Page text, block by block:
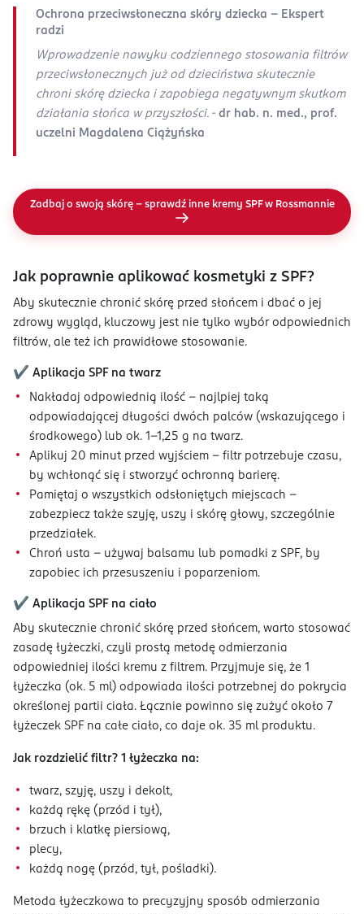
Ochrona przeciwsłoneczna skóry dziecka - Ekspert
radzi
Wprowadzenie nawyku codziennego stosowania filtrów
przeciwsłonecznych już od dzieciństwa skutecznie
chroni skórę dziecka i zapobiega negatywnym skutkom
działania słońca w przyszłości. - dr hab. n. med., prof.
uczelni Magdalena Ciążyńska
Zadbaj o swoją skórę – sprawdź inne kremy SPF w Rossmannie
Jak poprawnie aplikować kosmetyki z SPF?
Aby skutecznie chronić skórę przed słońcem i dbać o jej
zdrowy wygląd, kluczowy jest nie tylko wybór odpowiednich
filtrów, ale też ich prawidłowe stosowanie.
✔️ Aplikacja SPF na twarz
Nakładaj odpowiednią ilość – najlpiej taką
odpowiadającej długości dwóch palców (wskazującego i
środkowego) lub ok. 1-1,25 g na twarz.
Aplikuj 20 minut przed wyjściem – filtr potrzebuje czasu,
by wchłonąć się i stworzyć ochronną barierę.
Pamiętaj o wszystkich odsłoniętych miejscach –
zabezpiecz także szyję, uszy i skórę głowy, szczególnie
przedziałek.
Chroń usta – używaj balsamu lub pomadki z SPF, by
zapobiec ich przesuszeniu i poparzeniom.
✔️ Aplikacja SPF na ciało
Aby skutecznie chronić skórę przed słońcem, warto stosować
zasadę łyżeczki, czyli prostą metodę odmierzania
odpowiedniej ilości kremu z filtrem. Przyjmuje się, że 1
łyżeczka (ok. 5 ml) odpowiada ilości potrzebnej do pokrycia
określonej partii ciała. Łącznie powinno się zużyć około 7
łyżeczek SPF na całe ciało, co daje ok. 35 ml produktu.
Jak rozdzielić filtr? 1 łyżeczka na:
twarz, szyję, uszy i dekolt,
każdą rękę (przód i tył),
brzuch i klatkę piersiową,
plecy,
każdą nogę (przód, tył, pośladki).
Metoda łyżeczkowa to precyzyjny sposób odmierzania